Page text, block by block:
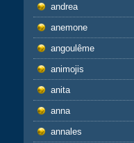
andrea
anemone
angoulême
animojis
anita
anna
annales